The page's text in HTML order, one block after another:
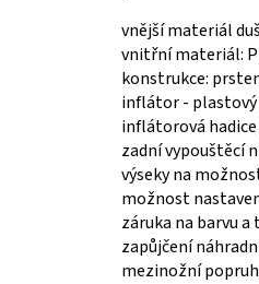
vnější materiál
vnitřní materiál:
konstrukce:
inflátor - plastový
inflátorová
zadní vypouštěcí
výseky na
možnost
záruka na barvu
zapůjčení
mezinožní